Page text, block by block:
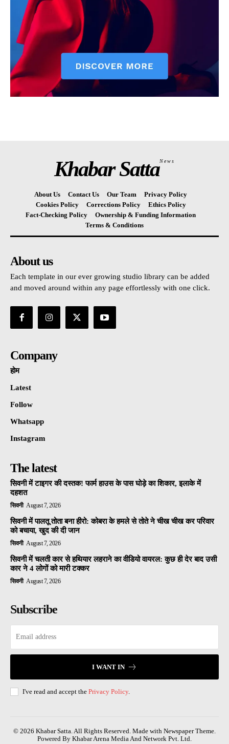
Khabar SattaNews
About Us Contact Us Our Team
Privacy Policy
Cookies Policy
Corrections Policy
Ethics Policy
Fact-Checking Policy
Ownership & Funding Information
Terms & Conditions
About us
Each template in our ever growing studio library can be added
and moved around within any page effortlessly with one click.
Company
होम
Latest
Follow
Whatsapp
Instagram
The latest
सिवनी में टाइगर की दस्तक! फार्म हाउस के पास घोड़े का शिकार, इलाके में
दहशत
सिवनी August 7, 2026
सिवनी में पालतू तोता बना हीरो: कोबरा के हमले से तोते ने चीख चीख कर परिवार
को बचाया, खुद की दी जान
सिवनी August 7, 2026
सिवनी में चलती कार से हथियार लहराने का वीडियो वायरल: कुछ ही देर बाद उसी
कार ने 4 लोगों को मारी टक्कर
सिवनी August 7, 2026
Subscribe
I WANT IN
I've read and accept the Privacy Policy.
© 2026 Khabar Satta. All Rights Reserved. Made with Newspaper Theme.
Powered By Khabar Arena Media And Network Pvt. Ltd.